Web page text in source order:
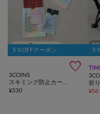
5％OFFクーポン

3COINS
¥330
5
¥